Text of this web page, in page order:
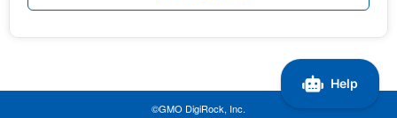
©GMO DigiRock, Inc.